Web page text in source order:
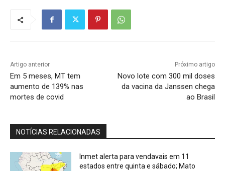
Artigo anterior
Em 5 meses, MT tem
aumento de 139% nas
mortes de covid
Próximo artigo
Novo lote com 300 mil doses
da vacina da Janssen chega
ao Brasil
NOTÍCIAS RELACIONADAS
Inmet alerta para vendavais em 11
estados entre quinta e sábado; Mato